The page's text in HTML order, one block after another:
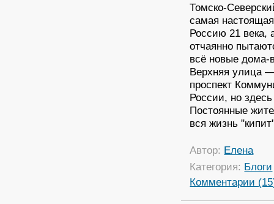
Томско-
самая
Россию 21 века,
отчаянно
всё новые дома-
Верхняя улица
проспект
России, но
Постоянные
вся жизнь
Автор: Елена
Категория: Блоги
Комментарии